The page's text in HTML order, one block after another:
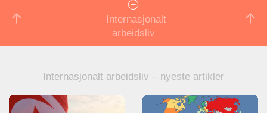
Internasjonalt
arbeidsliv
Internasjonalt arbeidsliv – nyeste artikler